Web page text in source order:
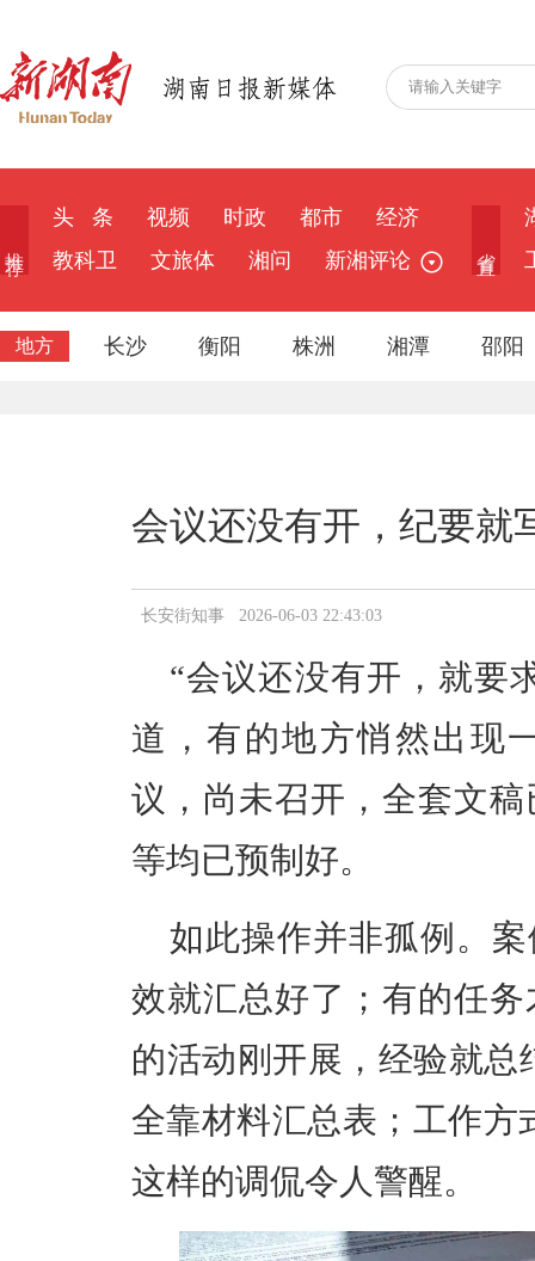
头 条 视频 时政 都市
经济
教科卫
文旅体 湘问 新湘评论
地方 长沙 衡阳 株洲 湘潭 邵阳
会议还没有开，纪要就
长安街知事 2026-06-03 22:43:03
“会议还没有开，就
道，有的地方悄然出
议，尚未召开，全套文
等均已预制好。
如此操作并非孤例。
效就汇总好了；有的任
的活动刚开展，经验就
全靠材料汇总表；工作方
这样的调侃令人警醒。